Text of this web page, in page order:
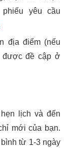
yêu cầu
địa điểm (nếu
được đề cập ở
lịch và đến
mới của bạn.
từ 1-3 ngày